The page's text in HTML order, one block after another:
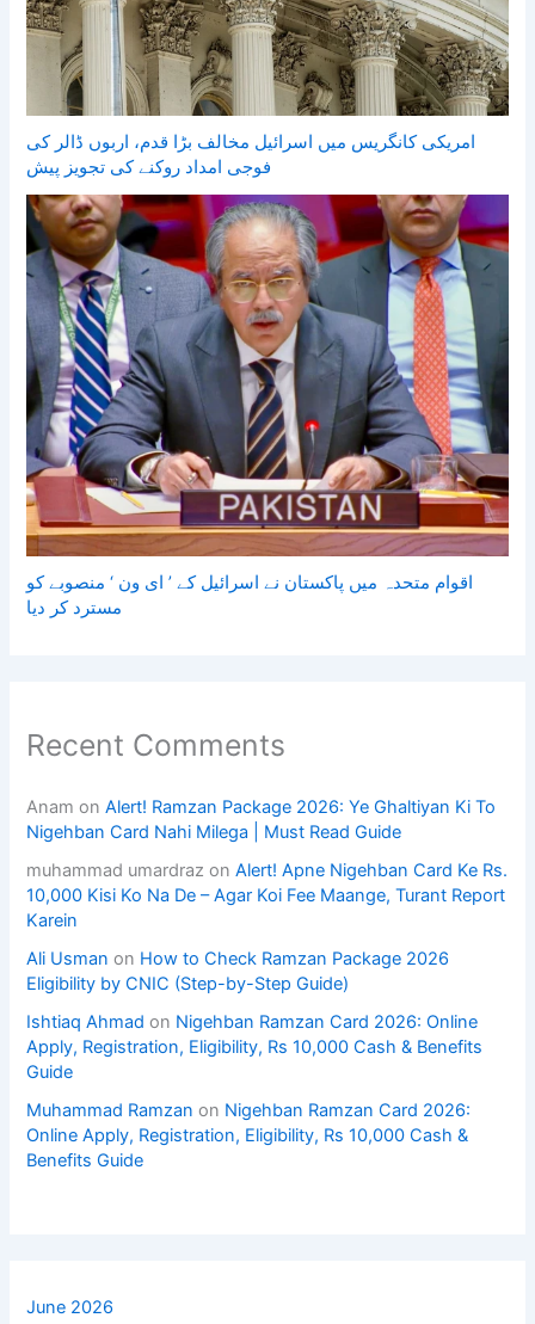
امریکی کانگریس میں اسرائیل مخالف بڑا قدم، اربوں ڈالر کی
فوجی امداد روکنے کی تجویز پیش
اقوام متحدہ میں پاکستان نے اسرائیل کے ’ ای ون ‘ منصوبے کو
مسترد کر دیا
Recent Comments
Anam onAlert! Ramzan Package 2026: Ye Ghaltiyan Ki To
Nigehban Card Nahi Milega | Must Read Guide
muhammad umardraz onAlert! Apne Nigehban Card Ke Rs.
10,000 Kisi Ko Na De – Agar Koi Fee Maange, Turant Report
Karein
Ali Usman on How to Check Ramzan Package 2026
Eligibility by CNIC (Step-by-Step Guide)
Ishtiaq Ahmad on Nigehban Ramzan Card 2026: Online
Apply, Registration, Eligibility, Rs 10,000 Cash & Benefits
Guide
Muhammad Ramzan on Nigehban Ramzan Card 2026:
Online Apply, Registration, Eligibility, Rs 10,000 Cash &
Benefits Guide
June 2026